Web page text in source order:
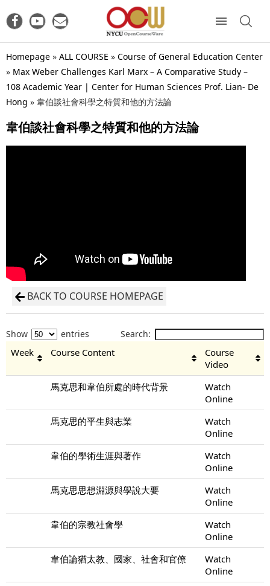
Homepage » ALL COURSE » Course of General Education Center
» Max Weber Challenges Karl Marx – A Comparative Study –
108 Academic Year | Center for Human Sciences Prof. Lian- De
Hong » 韋伯談社會科學之特質和他的方法論
韋伯談社會科學之特質和他的方法論
BACK TO COURSE HOMEPAGE
Show entries Search:
Week Course Content
Course
Video
馬克思和韋伯所處的時代背景
Watch
Online
馬克思的平生與志業
Watch
Online
韋伯的學術生涯與著作
Watch
Online
馬克思思想淵源與學說大要
Watch
Online
韋伯的宗教社會學
Watch
Online
韋伯論猶太教、國家、社會和官僚
Watch
Online